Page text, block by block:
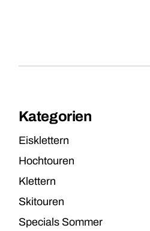
Kategorien
Eisklettern
Hochtouren
Klettern
Skitouren
Specials Sommer